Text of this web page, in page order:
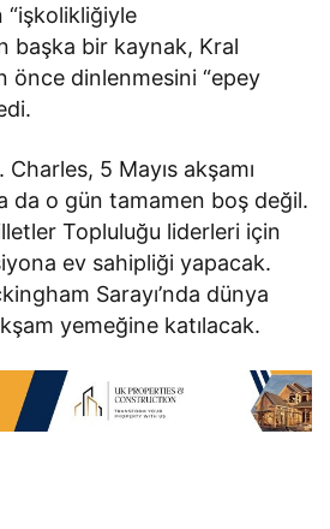
“işkolikliğiyle
başka bir kaynak, Kral
önce dinlenmesini “epey
5 Mayıs akşamı
da o gün tamamen boş değil.
Topluluğu liderleri için
ev sahipliği yapacak.
Sarayı’nda dünya
yemeğine katılacak.